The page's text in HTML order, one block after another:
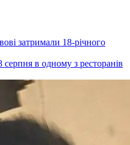
затримали 18-річного
серпня в одному з ресторанів